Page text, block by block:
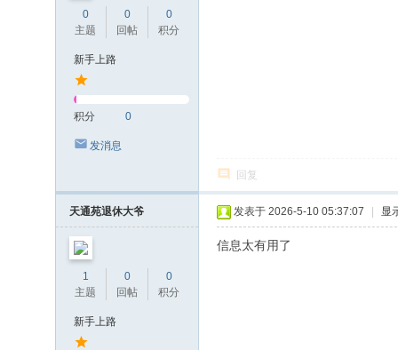
0
主题
0
回帖
0
积分
新手上路
积分 0
发消息
回复
天通苑退休大爷
1
主题
0
回帖
0
积分
新手上路
发表于 2026-5-10 05:37:07 显
信息太有用了